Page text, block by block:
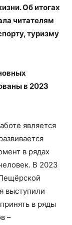
Об итогах
читателям
туризму
в 2023
является
в рядах
В 2023
выступили
в ряды
–